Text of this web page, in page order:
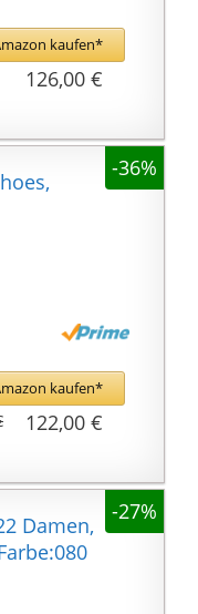
4 cm kaufen*
126,00 €
-36%
kaufen*
122,00 €
-27%
Damen,